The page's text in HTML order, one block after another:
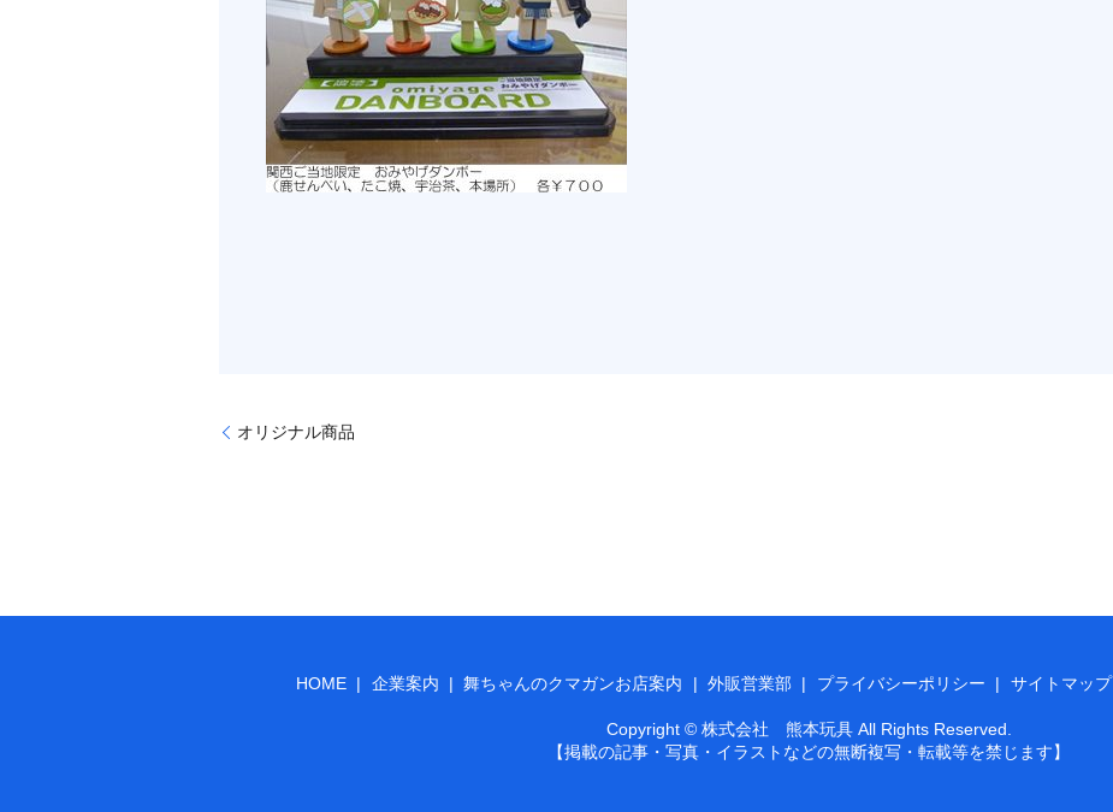
オリジナル商品
HOME 企業案内 舞ちゃんのクマガンお店案内 外販営業部 プライバシーポリシー サイトマップ
Copyright © 株式会社 熊本玩具 All Rights Reserved.
【掲載の記事・写真・イラストなどの無断複写・転載等を禁じます】